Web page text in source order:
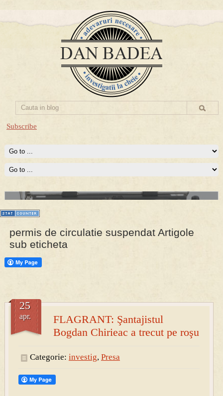
Subscribe
PRESA
Prima mea carte publicata (Nemira)
Averea Presedintelui: prima lucrare despre controversatele
conturi secrete ale Securitatii.
permis de circulatie suspendat Artigole
sub eticheta
FLAGRANT: Şantajistul
Bogdan Chirieac a trecut pe roşu
25
apr.
Categorie: investig, Presa